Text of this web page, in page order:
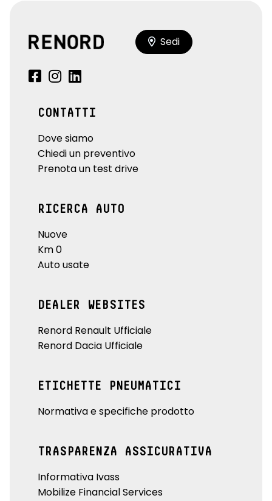
Sedi
CONTATTI
Dove siamo
Chiedi un preventivo
Prenota un test drive
RICERCA AUTO
Nuove
Km 0
Auto usate
DEALER WEBSITES
Renord Renault Ufficiale
Renord Dacia Ufficiale
ETICHETTE PNEUMATICI
Normativa e specifiche prodotto
TRASPARENZA ASSICURATIVA
Informativa Ivass
Mobilize Financial Services